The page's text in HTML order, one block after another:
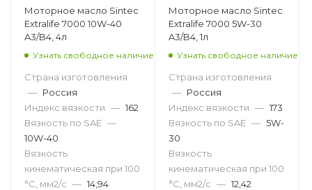
Моторное масло Sintec
Extralife 7000 10W-40
A3/B4, 4л
Узнать свободное наличие
Страна изготовления
— Россия
Индекс вязкости — 162
Вязкость по SAE —
10W-40
Вязкость
кинематическая при 100
°С, мм2/с — 14,94
Моторное масло Sintec
Extralife 7000 5W-30
A3/B4, 1л
Узнать свободное наличие
Страна изготовления
— Россия
Индекс вязкости — 173
Вязкость по SAE — 5W-
30
Вязкость
кинематическая при 100
°С, мм2/с — 12,42